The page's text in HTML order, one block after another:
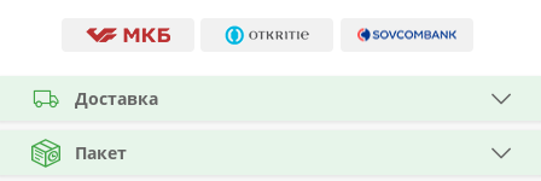
Доставка
Пакет